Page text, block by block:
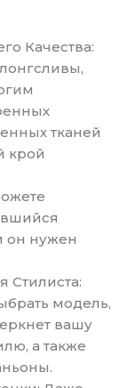
Качества:
тканей
крой
он нужен
Стилиста:
модель,
вашу
а также